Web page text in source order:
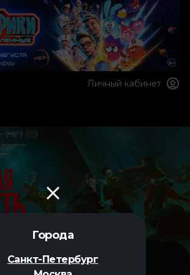
Города
Санкт-Петербург
Личный кабинет